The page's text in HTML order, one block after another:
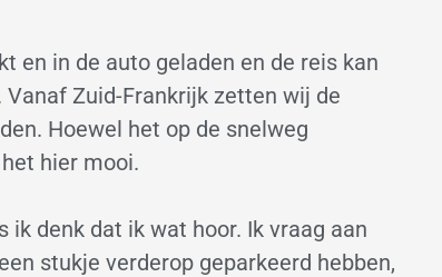
en in de auto geladen en de reis kan
Zuid-Frankrijk zetten wij de
Hoewel het op de snelweg
hier mooi.
denk dat ik wat hoor. Ik vraag aan
stukje verderop geparkeerd hebben,